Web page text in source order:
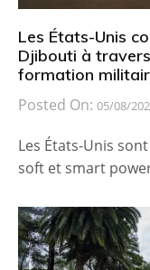
Les États-Unis
Djibouti à
formation
Posted On: 05/08/
Les États-Unis
soft et smart